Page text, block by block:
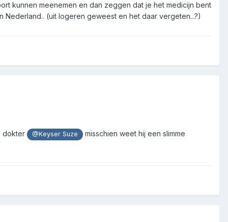
kunnen meenemen en dan zeggen dat je het medicijn bent
(uit logeren geweest en het daar vergeten...?)
dokter @Keyser Suze
misschien weet hij een slimme